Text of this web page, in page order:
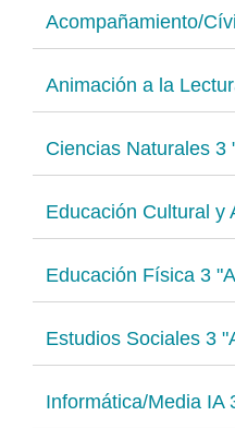
Acompañamiento/
Animación a la
Ciencias Naturales 3
Educación Cultural y
Educación Física 3
Estudios Sociales 3
Informática/Media IA